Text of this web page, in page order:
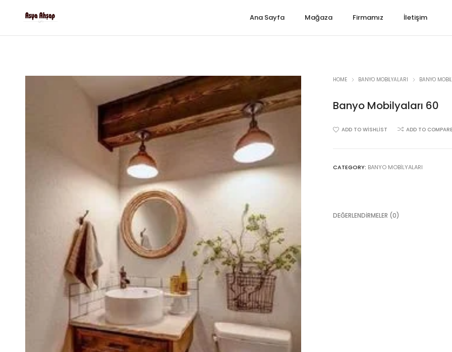
Ana Sayfa Mağaza Firmamız İletişim
HOME BANYO MOBILYALARI BANYO
Banyo Mobilyaları 60
ADD TO WISHLIST ADD TO COMPARE
CATEGORY: BANYO MOBILYALARI
DEĞERLENDIRMELER (0)